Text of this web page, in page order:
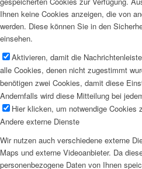
Ihnen keine Cookies anzeigen, die von
werden. Diese können Sie in den
einsehen.
Aktivieren, damit die
alle Cookies, denen nicht zugestimmt
benötigen zwei Cookies, damit diese
Andernfalls wird diese Mitteilung bei
Hier klicken, um notwendige Cookies
Andere externe Dienste
Wir nutzen auch verschiedene externe
Maps und externe Videoanbieter. Da
personenbezogene Daten von Ihnen